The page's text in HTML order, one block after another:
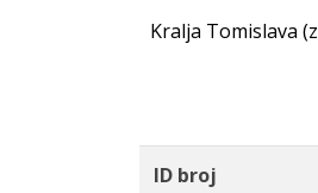
Kralja Tomislava
ID broj